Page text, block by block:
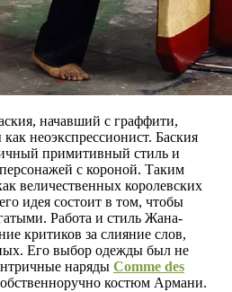
начавший с граффити,
неоэкспрессионист. Баския
примитивный стиль и
с короной. Таким
величественных королевских
идея состоит в том, чтобы
Работа и стиль Жана-
критиков за слияние слов,
Его выбор одежды был не
наряды Comme des
костюм Армани.